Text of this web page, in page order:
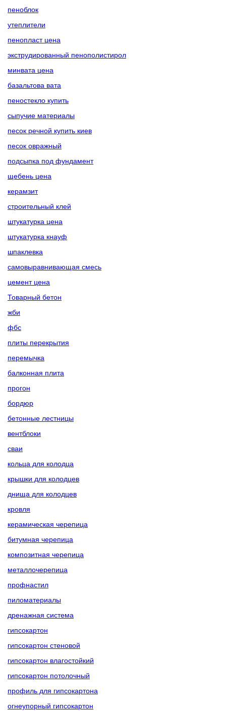
пеноблок
утеплители
пенопласт цена
экструдированный пенополистирол
минвата цена
базальтова вата
пеностекло купить
сыпучие материалы
песок речной купить киев
песок овражный
подсыпка под фундамент
щебень цена
керамзит
строительный клей
штукатурка цена
штукатурка кнауф
шпаклевка
самовыравнивающая смесь
цемент цена
Товарный бетон
жби
фбс
плиты перекрытия
перемычка
балконная плита
прогон
бордюр
бетонные лестницы
вентблоки
сваи
кольца для колодца
крышки для колодцев
днища для колодцев
кровля
керамическая черепица
битумная черепица
композитная черепица
металлочерепица
профнастил
пиломатериалы
дренажная система
гипсокартон
гипсокартон стеновой
гипсокартон влагостойкий
гипсокартон потолочный
профиль для гипсокартона
огнеупорный гипсокартон